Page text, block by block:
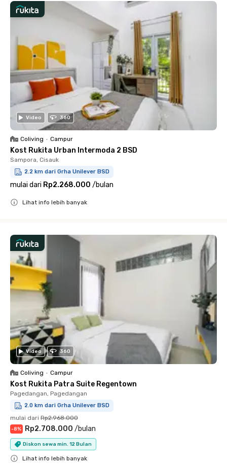
Video 360
Coliving • Campur
Kost Rukita Urban Intermoda 2 BSD
Sampora, Cisauk
2.2 km dari Grha Unilever BSD
mulai dari Rp2.268.000 /bulan
Lihat info lebih banyak
Video 360
Coliving • Campur
Kost Rukita Patra Suite Regentown
Pagedangan, Pagedangan
2.0 km dari Grha Unilever BSD
mulai dari Rp2.968.000
-8% Rp2.708.000 /bulan
Diskon sewa min. 12 Bulan
Lihat info lebih banyak